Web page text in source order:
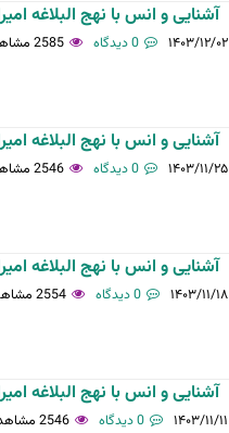
آشنایی و انس با نهج البلاغه
۱۴۰۳/۱۲/۰۲ 0 دیدگاه 2585 مشاهده
آشنایی و انس با نهج البلاغه
۱۴۰۳/۱۱/۲۵ 0 دیدگاه 2546 مشاهده
آشنایی و انس با نهج البلاغه
۱۴۰۳/۱۱/۱۸ 0 دیدگاه 2554 مشاهده
آشنایی و انس با نهج البلاغه
۱۴۰۳/۱۱/۱۱ 0 دیدگاه 2546 مشاهده